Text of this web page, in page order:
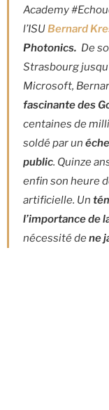
Academy
l’ISUBernard
Photonics. De
Strasbourg
Microsoft,
fascinante des
centaines de
soldé par un
public. Quinze
enfin son heure
artificielle. Un
l’importance de
nécessité dene